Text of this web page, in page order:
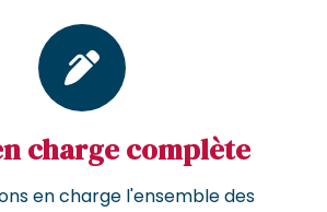
charge complète
en charge l'ensemble des